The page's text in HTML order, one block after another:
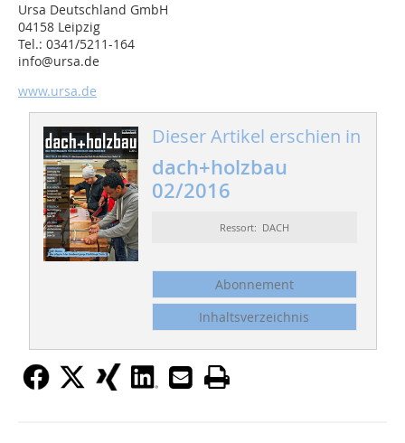
Ursa Deutschland GmbH
04158 Leipzig
Tel.: 0341/5211-164
info@ursa.de
www.ursa.de
Dieser Artikel erschien in
dach+holzbau
02/2016
Ressort: DACH
Abonnement
Inhaltsverzeichnis